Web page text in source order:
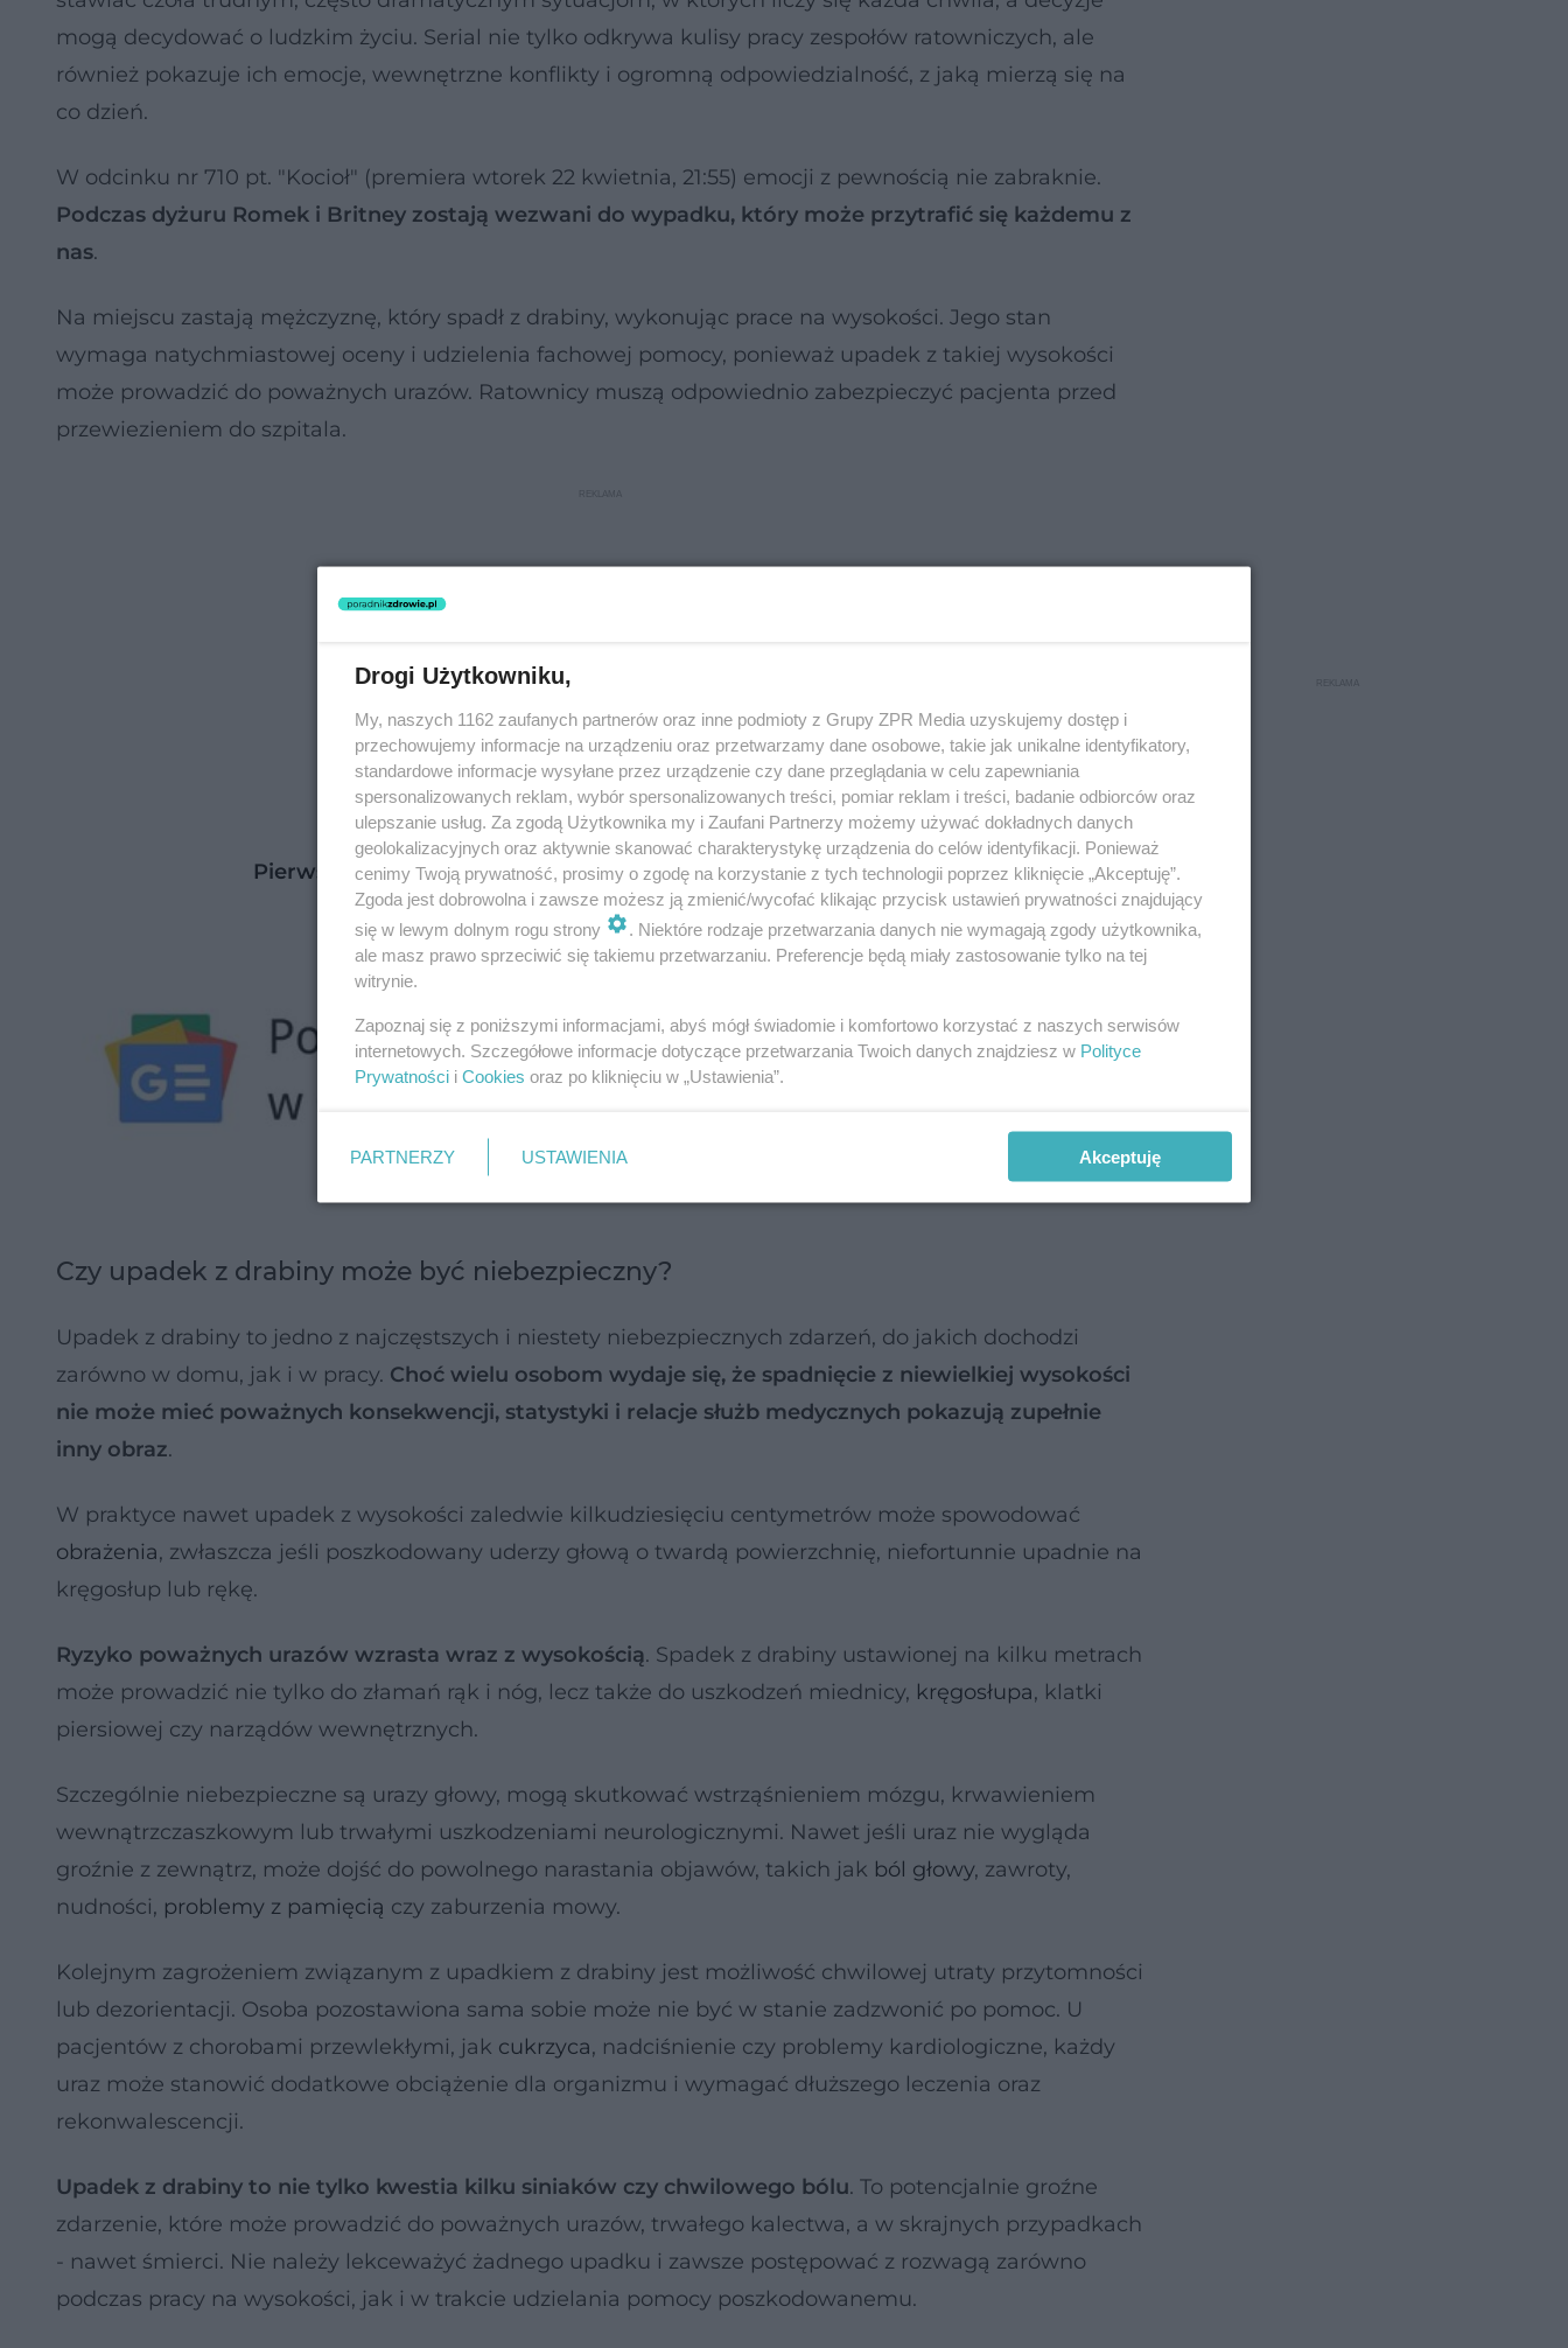
mogą decydować o ludzkim życiu. Serial nie tylko odkrywa kulisy pracy zespołów ratowniczych, ale
również pokazuje ich emocje, wewnętrzne konflikty i ogromną odpowiedzialność, z jaką mierzą się na
co dzień.
W odcinku nr 710 pt. "Kocioł" (premiera wtorek 22 kwietnia, 21:55) emocji z pewnością nie zabraknie.
Podczas dyżuru Romek i Britney zostają wezwani do wypadku, który może przytrafić się każdemu z
nas.
Na miejscu zastają mężczyznę, który spadł z drabiny, wykonując prace na wysokości. Jego stan
wymaga natychmiastowej oceny i udzielenia fachowej pomocy, ponieważ upadek z takiej wysokości
może prowadzić do poważnych urazów. Ratownicy muszą odpowiednio zabezpieczyć pacjenta przed
przewiezieniem do szpitala.
Pierwsza pomoc - jak udzielić pierwszej pomocy?
Czy upadek z drabiny może być niebezpieczny?
Upadek z drabiny to jedno z najczęstszych i niestety niebezpiecznych zdarzeń, do jakich dochodzi
zarówno w domu, jak i w pracy. Choć wielu osobom wydaje się, że spadnięcie z niewielkiej wysokości
nie może mieć poważnych konsekwencji, statystyki i relacje służb medycznych pokazują zupełnie
inny obraz.
W praktyce nawet upadek z wysokości zaledwie kilkudziesięciu centymetrów może spowodować
obrażenia, zwłaszcza jeśli poszkodowany uderzy głową o twardą powierzchnię, niefortunnie upadnie na
kręgosłup lub rękę.
Ryzyko poważnych urazów wzrasta wraz z wysokością. Spadek z drabiny ustawionej na kilku metrach
może prowadzić nie tylko do złamań rąk i nóg, lecz także do uszkodzeń miednicy, kręgosłupa, klatki
piersiowej czy narządów wewnętrznych.
Szczególnie niebezpieczne są urazy głowy, mogą skutkować wstrząśnieniem mózgu, krwawieniem
wewnątrzczaszkowym lub trwałymi uszkodzeniami neurologicznymi. Nawet jeśli uraz nie wygląda
groźnie z zewnątrz, może dojść do powolnego narastania objawów, takich jak ból głowy, zawroty,
nudności, problemy z pamięcią czy zaburzenia mowy.
Kolejnym zagrożeniem związanym z upadkiem z drabiny jest możliwość chwilowej utraty przytomności
lub dezorientacji. Osoba pozostawiona sama sobie może nie być w stanie zadzwonić po pomoc. U
pacjentów z chorobami przewlekłymi, jak cukrzyca, nadciśnienie czy problemy kardiologiczne, każdy
uraz może stanowić dodatkowe obciążenie dla organizmu i wymagać dłuższego leczenia oraz
rekonwalescencji.
Upadek z drabiny to nie tylko kwestia kilku siniaków czy chwilowego bólu. To potencjalnie groźne
zdarzenie, które może prowadzić do poważnych urazów, trwałego kalectwa, a w skrajnych przypadkach
- nawet śmierci. Nie należy lekceważyć żadnego upadku i zawsze postępować z rozwagą zarówno
podczas pracy na wysokości, jak i w trakcie udzielania pomocy poszkodowanemu.
Drogi Użytkowniku,
My, naszych 1162 zaufanych partnerów oraz inne podmioty z Grupy ZPR Media uzyskujemy dostęp i
przechowujemy informacje na urządzeniu oraz przetwarzamy dane osobowe, takie jak unikalne identyfikatory,
standardowe informacje wysyłane przez urządzenie czy dane przeglądania w celu zapewniania
spersonalizowanych reklam, wybór spersonalizowanych treści, pomiar reklam i treści, badanie odbiorców oraz
ulepszanie usług. Za zgodą Użytkownika my i Zaufani Partnerzy możemy używać dokładnych danych
geolokalizacyjnych oraz aktywnie skanować charakterystykę urządzenia do celów identyfikacji. Ponieważ
cenimy Twoją prywatność, prosimy o zgodę na korzystanie z tych technologii poprzez kliknięcie „Akceptuję”.
Zgoda jest dobrowolna i zawsze możesz ją zmienić/wycofać klikając przycisk ustawień prywatności znajdujący
się w lewym dolnym rogu strony
. Niektóre rodzaje przetwarzania danych nie wymagają zgody użytkownika,
ale masz prawo sprzeciwić się takiemu przetwarzaniu. Preferencje będą miały zastosowanie tylko na tej
witrynie.
Zapoznaj się z poniższymi informacjami, abyś mógł świadomie i komfortowo korzystać z naszych serwisów
internetowych. Szczegółowe informacje dotyczące przetwarzania Twoich danych znajdziesz w Polityce
Prywatności i Cookies oraz po kliknięciu w „Ustawienia”.
PARTNERZY USTAWIENIA Akceptuję